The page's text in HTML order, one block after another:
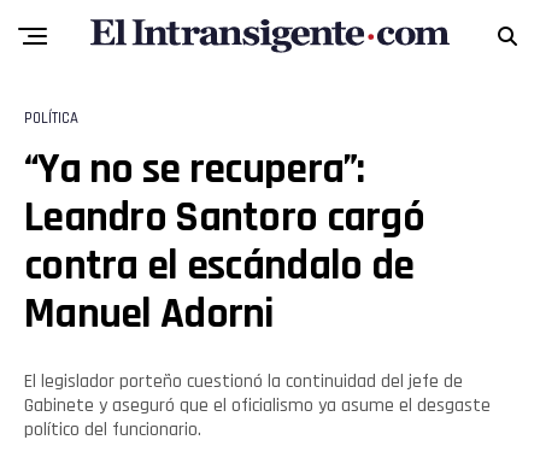
POLÍTICA
“Ya no se recupera”:
Leandro Santoro cargó
contra el escándalo de
Manuel Adorni
El legislador porteño cuestionó la continuidad del jefe de
Gabinete y aseguró que el oficialismo ya asume el desgaste
político del funcionario.